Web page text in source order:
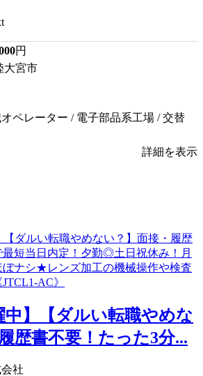
円
大宮市
ペレーター / 電子部品系工場 / 交替
詳細を表示
中】【ダルい転職やめな
歴書不要！たった3分...
社